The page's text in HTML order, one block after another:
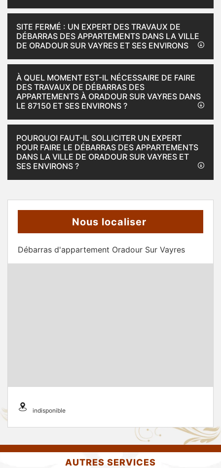
SITE FERMÉ : UN EXPERT DES TRAVAUX DE
DÉBARRAS DES APPARTEMENTS DANS LA VILLE
DE ORADOUR SUR VAYRES ET SES ENVIRONS
À QUEL MOMENT EST-IL NÉCESSAIRE DE FAIRE
DES TRAVAUX DE DÉBARRAS DES
APPARTEMENTS À ORADOUR SUR VAYRES DANS
LE 87150 ET SES ENVIRONS ?
POURQUOI FAUT-IL SOLLICITER UN EXPERT
POUR FAIRE LE DÉBARRAS DES APPARTEMENTS
DANS LA VILLE DE ORADOUR SUR VAYRES ET
SES ENVIRONS ?
Nous localiser
Débarras d'appartement Oradour Sur Vayres
indisponible
AUTRES SERVICES